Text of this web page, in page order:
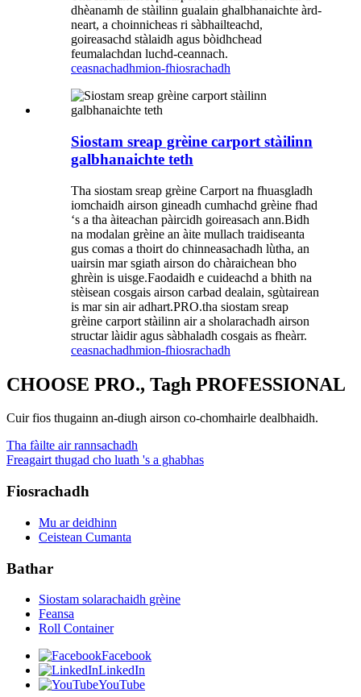
dhèanamh de stàilinn gualain ghalbhanaichte àrd-
neart, a choinnicheas ri sàbhailteachd,
goireasachd stàlaidh agus bòidhchead
feumalachdan luchd-ceannach.
ceasnachadhmion-fhiosrachadh
Siostam sreap grèine carport stàilinn
galbhanaichte teth
Tha siostam sreap grèine Carport na fhuasgladh
iomchaidh airson gineadh cumhachd grèine fhad
‘s a tha àiteachan pàircidh goireasach ann.Bidh
na modalan grèine an àite mullach traidiseanta
gus comas a thoirt do chinneasachadh lùtha, an
uairsin mar sgiath airson do chàraichean bho
ghrèin is uisge.Faodaidh e cuideachd a bhith na
stèisean cosgais airson carbad dealain, sgùtairean
is mar sin air adhart.PRO.tha siostam sreap
grèine carport stàilinn air a sholarachadh airson
structar làidir agus sàbhaladh cosgais as fheàrr.
ceasnachadhmion-fhiosrachadh
CHOOSE PRO., Tagh PROFESSIONAL
Cuir fios thugainn an-diugh airson co-chomhairle dealbhaidh.
Tha fàilte air rannsachadh
Freagairt thugad cho luath 's a ghabhas
Fiosrachadh
Mu ar deidhinn
Ceistean Cumanta
Bathar
Siostam solarachaidh grèine
Feansa
Roll Container
Facebook
LinkedIn
YouTube